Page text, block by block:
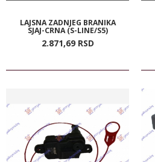
LAJSNA ZADNJEG BRANIKA
SJAJ-CRNA (S-LINE/S5)
2.871,69 RSD